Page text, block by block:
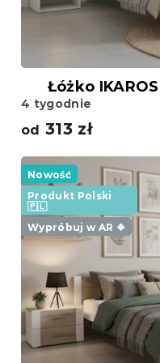
Łóżko
4 tygodnie
od 313 zł
Nowość
Produkt Polski
🇵🇱
Wypróbuj w AR ❖